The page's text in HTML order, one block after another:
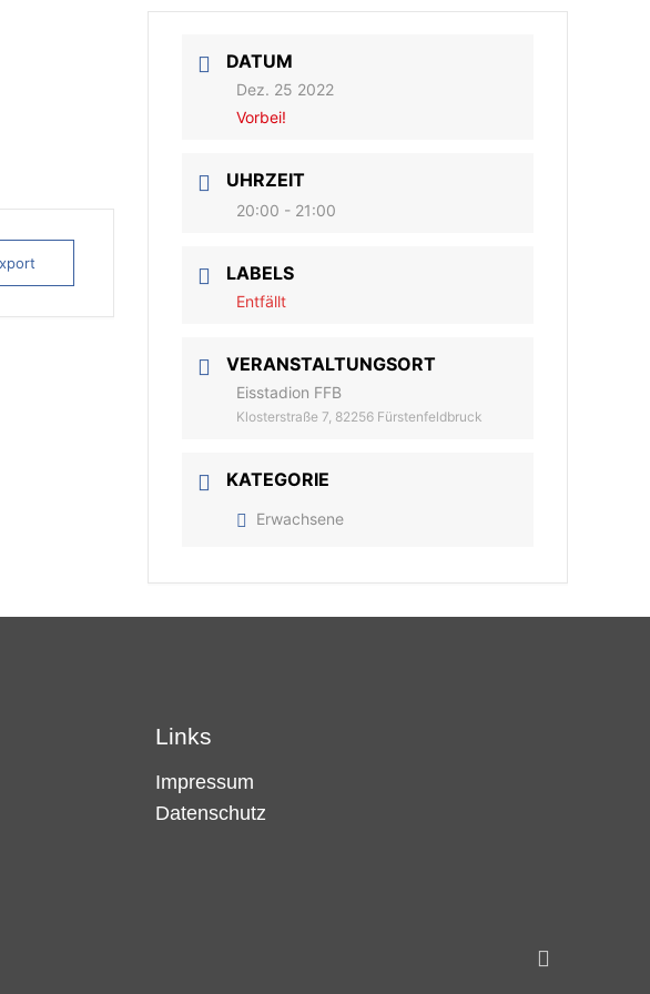
DATUM
Dez. 25 2022
Vorbei!
UHRZEIT
20:00 - 21:00
LABELS
Entfällt
VERANSTALTUNGSORT
Eisstadion FFB
Klosterstraße 7, 82256 Fürstenfeldbruck
KATEGORIE
Erwachsene
Links
Impressum
Datenschutz